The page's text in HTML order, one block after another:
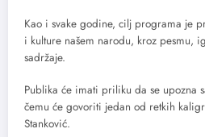
Kao i svake godine, cilj programa je
i kulture našem narodu, kroz pesmu,
sadržaje.
Publika će imati priliku da se upozna
čemu će govoriti jedan od retkih
Stanković.